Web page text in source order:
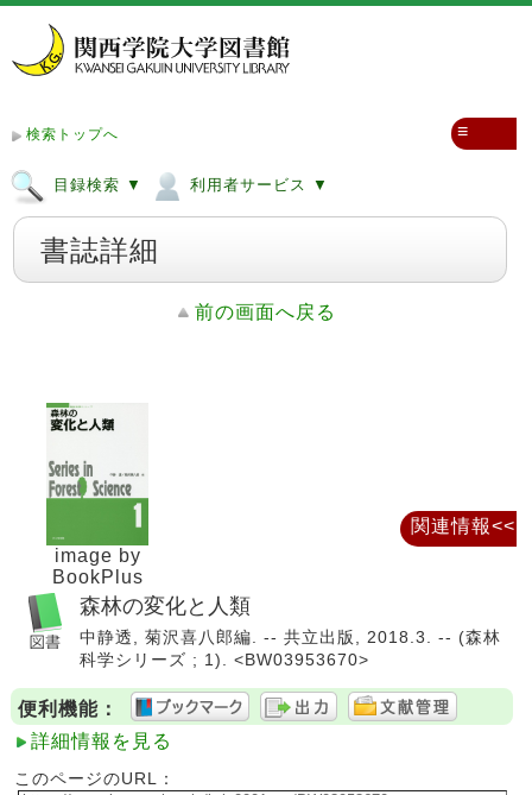
検索トップへ
目録検索 ▼ 利用者サービス ▼
≡
書誌詳細
前の画面へ戻る
image by
BookPlus
森林の変化と人類
中静透, 菊沢喜八郎編. -- 共立出版, 2018.3. -- (森林
科学シリーズ ; 1). <BW03953670>
便利機能：
詳細情報を見る
このページのURL：
関連情報<<